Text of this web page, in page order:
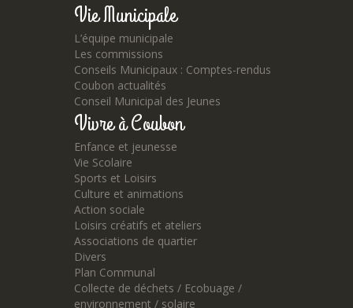
Vie Municipale
L’équipe municipale
Les commissions
Conseils Municipaux : Comptes-rendus
Coubon actualités
Conseil Municipal des Jeunes
Vivre à Coubon
Enfance et jeunesse
Vie Scolaire
Sports et Loisirs
Culture et animations
Action sociale
Loisirs créatifs et ateliers
Associations de quartier
Divers
Plan Communal
Collecte de déchets / Ecobuage /
environnement / solaire